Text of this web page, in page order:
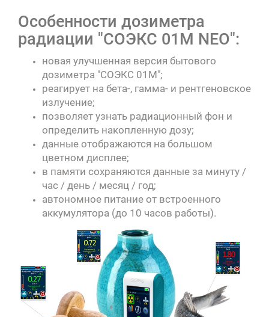
Особенности дозиметра
радиации "СОЭКС 01М NEO":
новая улучшенная версия бытового
дозиметра "СОЭКС 01М";
реагирует на бета-, гамма- и рентгеновское
излучение;
позволяет узнать радиационный фон и
определить накопленную дозу;
данные отображаются на большом
цветном дисплее;
в памяти сохраняются данные за минуту /
час / день / месяц / год;
автономное питание от встроенного
аккумулятора (до 10 часов работы).